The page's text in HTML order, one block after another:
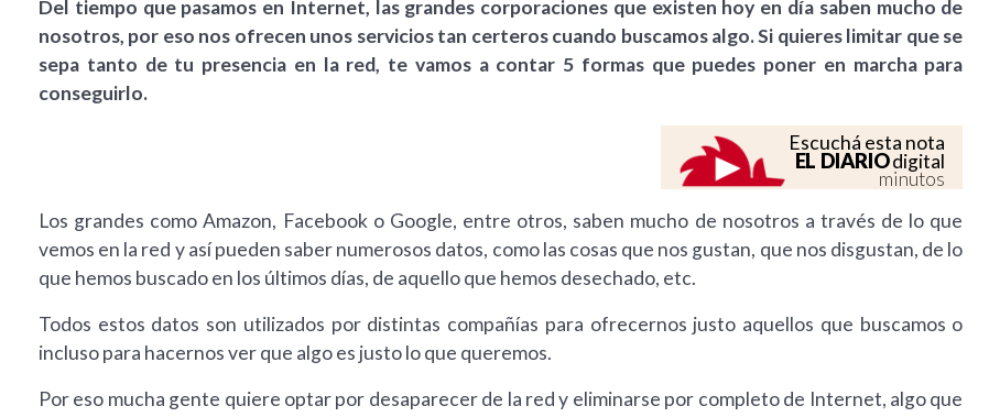
Del tiempo que pasamos en Internet, las grandes corporaciones que existen hoy en día saben mucho de
nosotros, por eso nos ofrecen unos servicios tan certeros cuando buscamos algo. Si quieres limitar que se
sepa tanto de tu presencia en la red, te vamos a contar 5 formas que puedes poner en marcha para
conseguirlo.
Escuchá esta nota
EL DIARIOdigital
minutos
Los grandes como Amazon, Facebook o Google, entre otros, saben mucho de nosotros a través de lo que
vemos en la red y así pueden saber numerosos datos, como las cosas que nos gustan, que nos disgustan, de lo
que hemos buscado en los últimos días, de aquello que hemos desechado, etc.
Todos estos datos son utilizados por distintas compañías para ofrecernos justo aquellos que buscamos o
incluso para hacernos ver que algo es justo lo que queremos.
Por eso mucha gente quiere optar por desaparecer de la red y eliminarse por completo de Internet, algo que